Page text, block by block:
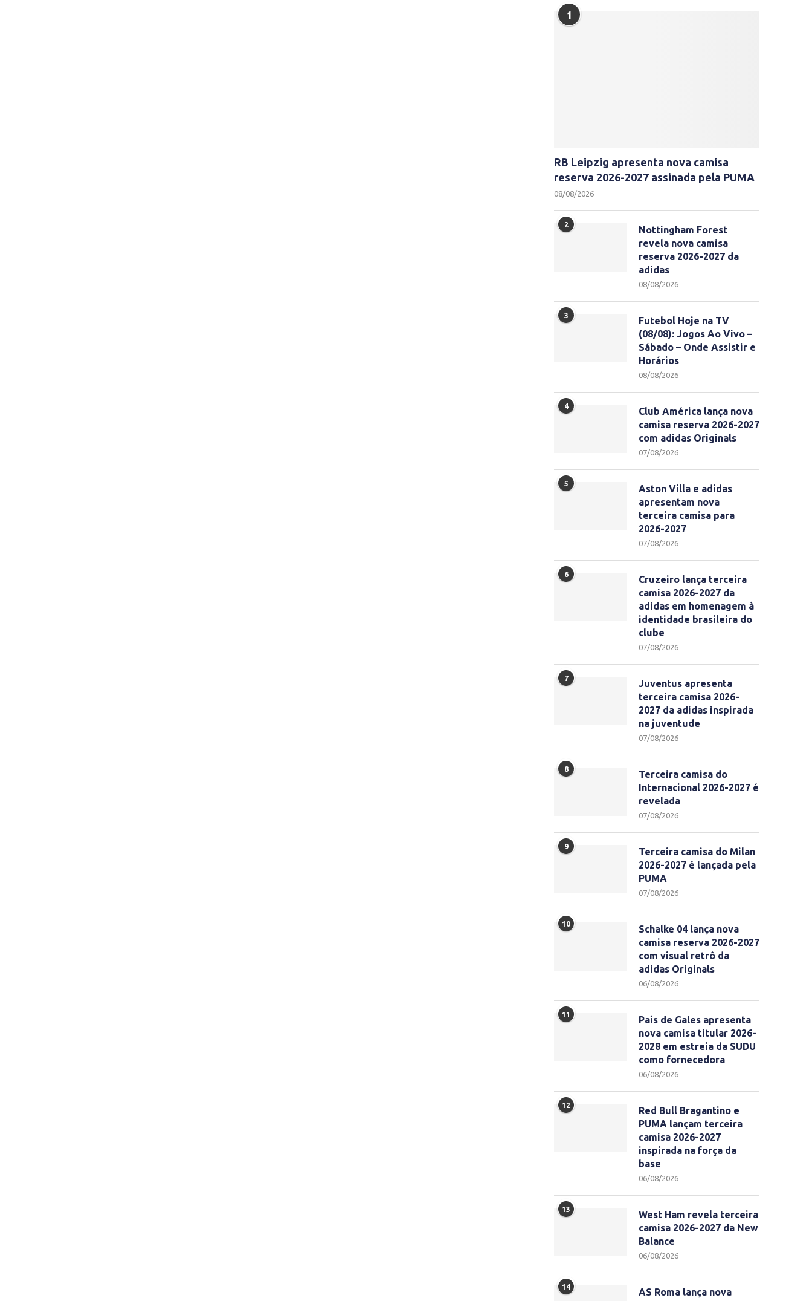
1
RB Leipzig apresenta nova camisa
reserva 2026-2027 assinada pela PUMA
08/08/2026
2
Nottingham Forest
revela nova camisa
reserva 2026-2027 da
adidas
08/08/2026
3
Futebol Hoje na TV
(08/08): Jogos Ao Vivo –
Sábado – Onde Assistir e
Horários
08/08/2026
4
Club América lança nova
camisa reserva 2026-2027
com adidas Originals
07/08/2026
5
Aston Villa e adidas
apresentam nova
terceira camisa para
2026-2027
07/08/2026
6
Cruzeiro lança terceira
camisa 2026-2027 da
adidas em homenagem à
identidade brasileira do
clube
07/08/2026
7
Juventus apresenta
terceira camisa 2026-
2027 da adidas inspirada
na juventude
07/08/2026
8
Terceira camisa do
Internacional 2026-2027 é
revelada
07/08/2026
9
Terceira camisa do Milan
2026-2027 é lançada pela
PUMA
07/08/2026
10
Schalke 04 lança nova
camisa reserva 2026-2027
com visual retrô da
adidas Originals
06/08/2026
11
País de Gales apresenta
nova camisa titular 2026-
2028 em estreia da SUDU
como fornecedora
06/08/2026
12
Red Bull Bragantino e
PUMA lançam terceira
camisa 2026-2027
inspirada na força da
base
06/08/2026
13
West Ham revela terceira
camisa 2026-2027 da New
Balance
06/08/2026
14
AS Roma lança nova